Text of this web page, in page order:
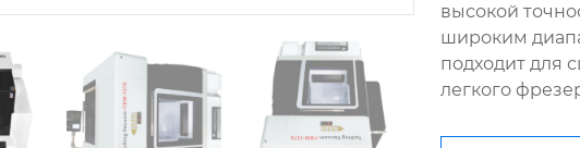
высокой
широким
подходит для
легкого